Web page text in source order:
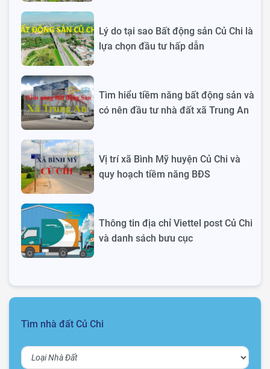
Lý do tại sao Bất động sản Củ Chi là
lựa chọn đầu tư hấp dẫn
Tìm hiểu tiềm năng bất động sản và
có nên đầu tư nhà đất xã Trung An
Vị trí xã Bình Mỹ huyện Củ Chi và
quy hoạch tiềm năng BĐS
Thông tin địa chỉ Viettel post Củ Chi
và danh sách bưu cục
Tìm nhà đất Củ Chi